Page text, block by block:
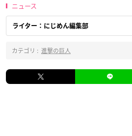
ニュース
ライター：にじめん編集部
カテゴリ : 進撃の巨人